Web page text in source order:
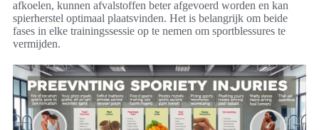
afkoelen, kunnen afvalstoffen beter afgevoerd worden en kan
spierherstel optimaal plaatsvinden. Het is belangrijk om beide
fases in elke trainingssessie op te nemen om sportblessures te
vermijden.